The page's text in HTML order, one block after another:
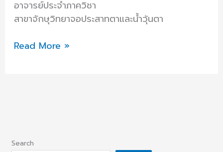
อาจารย์ประจำภาควิชา
สาขาจักษุวิทยาจอประสาทตาและน้ำวุ้นตา
Read More »
Search